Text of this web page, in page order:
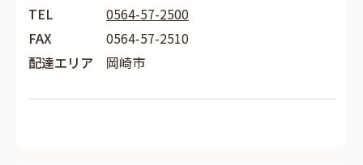
TEL
0564-57-2500
FAX
0564-57-2510
配達エリア
岡崎市